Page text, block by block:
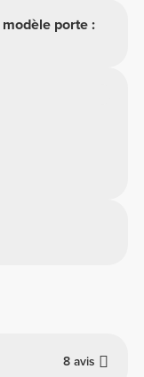
porte :
8 avis